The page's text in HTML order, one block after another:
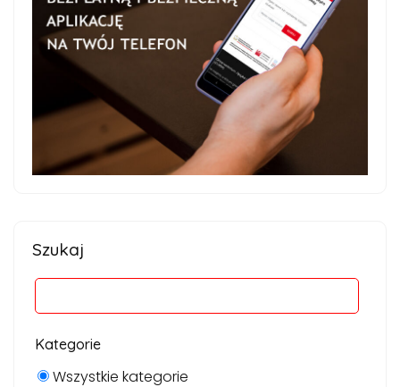
Szukaj
Kategorie
Wszystkie kategorie